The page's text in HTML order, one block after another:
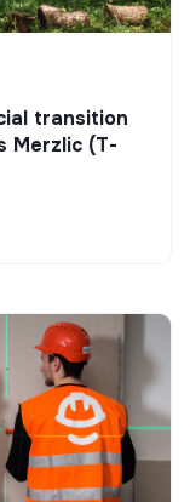
transition
Merzlic (T-